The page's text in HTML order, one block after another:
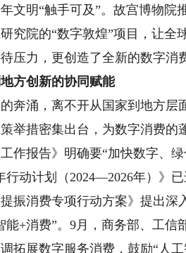
文明“触手可及”。故宫博物院
究院的“数字敦煌”项目，让
压力，更创造了全新的数字消
方创新的协同赋能
涌，离不开从国家到地方层
举措密集出台，为数字消费的
报告》明确要“加快数字、绿
行动计划（2024—2026年）》
振消费专项行动方案》提出
能+消费”。9月，商务部、工
拓展数字服务消费，鼓励“人工